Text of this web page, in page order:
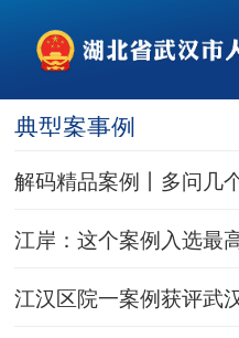
典型案事例
解码精品案例丨多问几
江岸：这个案例入选最
江汉区院一案例获评武